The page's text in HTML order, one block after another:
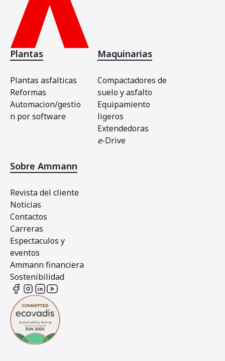
Plantas
Plantas asfalticas
Reformas
Automacion/gestio
n por software
Maquinarias
Compactadores de
suelo y asfalto
Equipamiento
ligeros
Extendedoras
e-Drive
Sobre Ammann
Revista del cliente
Noticias
Contactos
Carreras
Espectaculos y
eventos
Ammann financiera
Sostenibilidad